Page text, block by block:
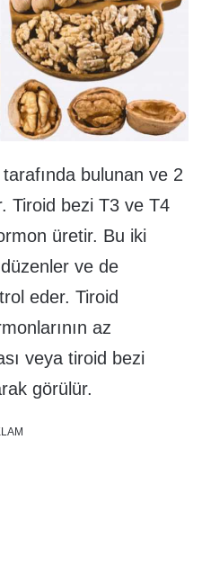
bulunan ve 2
Tiroid bezi T3 ve T4
üretir. Bu iki
ve de
eder. Tiroid
az
veya tiroid bezi
görülür.